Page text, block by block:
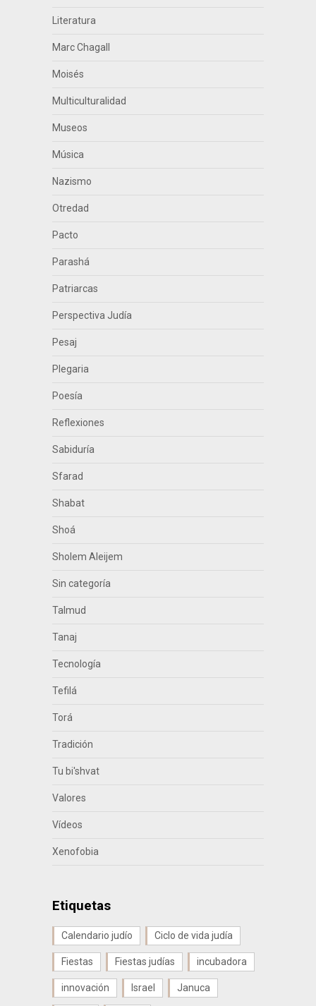
Literatura
Marc Chagall
Moisés
Multiculturalidad
Museos
Música
Nazismo
Otredad
Pacto
Parashá
Patriarcas
Perspectiva Judía
Pesaj
Plegaria
Poesía
Reflexiones
Sabiduría
Sfarad
Shabat
Shoá
Sholem Aleijem
Sin categoría
Talmud
Tanaj
Tecnología
Tefilá
Torá
Tradición
Tu bi'shvat
Valores
Vídeos
Xenofobia
Etiquetas
Calendario judío Ciclo de vida judía
Fiestas Fiestas judías incubadora
innovación Israel Januca